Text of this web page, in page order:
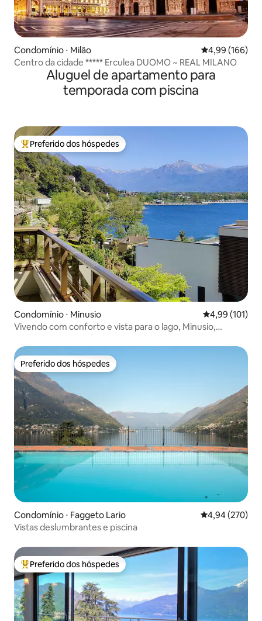
Condomínio ⋅ Milão 4,99 de uma
4,99 (166)
Centro da cidade ***** Erculea DUOMO ~ REAL MILANO
Aluguel de apartamento para
temporada com piscina
Entre os melhores preferidos dos hóspedes
Preferido dos hóspedes
Condomínio ⋅ Minusio 4,99 de uma
4,99 (101)
Vivendo com conforto e vista para o lago, Minusio,
Preferido dos hóspedes
Preferido dos hóspedes
Condomínio ⋅ Faggeto Lario 4,94 de uma
4,94 (270)
Vistas deslumbrantes e piscina
Entre os melhores preferidos dos hóspedes
Preferido dos hóspedes